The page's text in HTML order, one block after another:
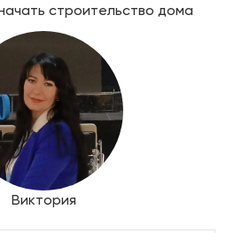
строительство дома
Виктория